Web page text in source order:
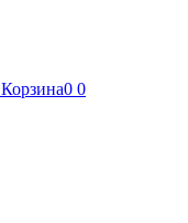
Корзина0 0